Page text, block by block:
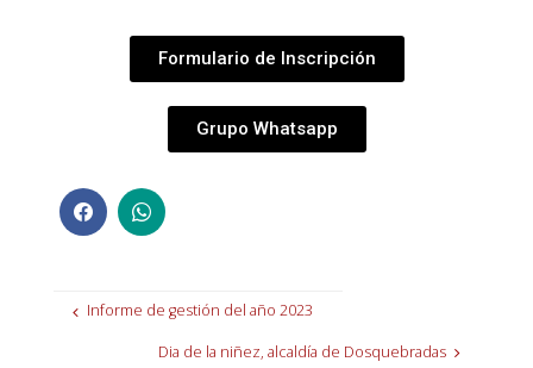
Formulario de Inscripción
Grupo Whatsapp
Informe de gestión del año 2023
Dia de la niñez, alcaldía de Dosquebradas